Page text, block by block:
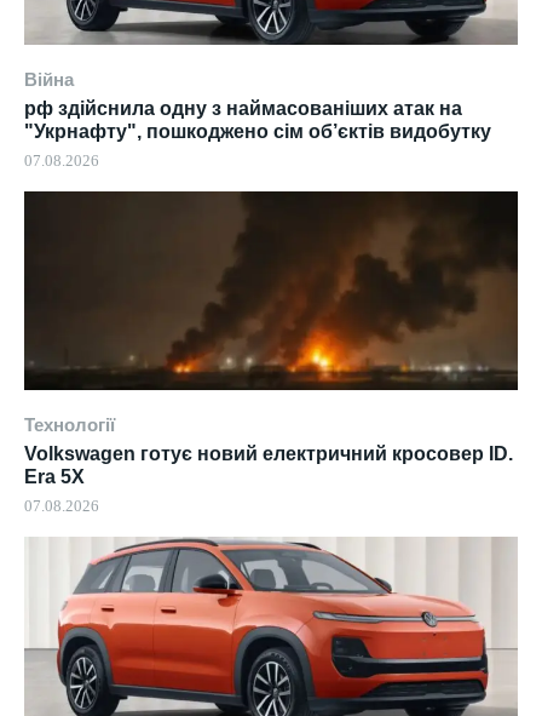
Війна
рф здійснила одну з наймасованіших атак на
"Укрнафту", пошкоджено сім об’єктів видобутку
07.08.2026
Технології
Volkswagen готує новий електричний кросовер ID.
Era 5X
07.08.2026